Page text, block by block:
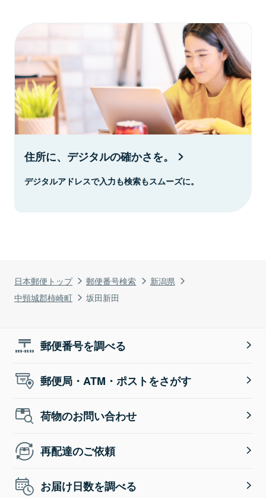
日本郵便トップ 郵便番号検索
新潟県
中頸城郡柿崎町
坂田新田
住所に、デジタルの確かさを。
デジタルアドレスで入力も検索もスムーズに。
郵便番号を調べる
郵便局・ATM・ポストをさがす
荷物のお問い合わせ
再配達のご依頼
お届け日数を調べる